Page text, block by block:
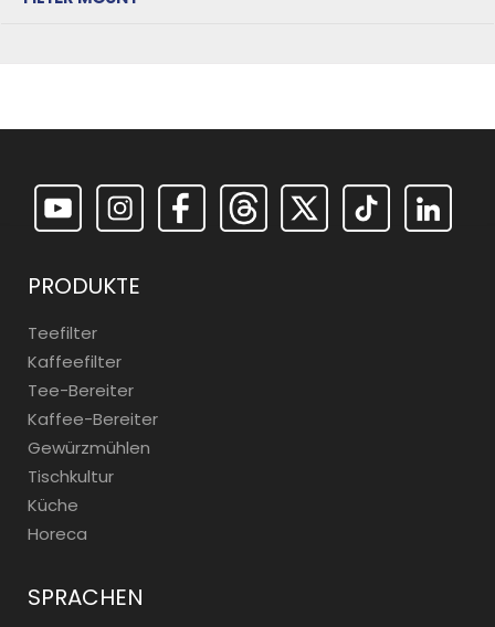
PRODUKTE
Teefilter
Kaffeefilter
Tee-Bereiter
Kaffee-Bereiter
Gewürzmühlen
Tischkultur
Küche
Horeca
SPRACHEN